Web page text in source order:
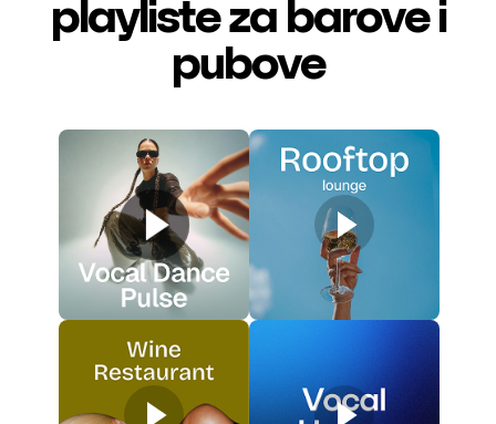
playliste za barove i
pubove